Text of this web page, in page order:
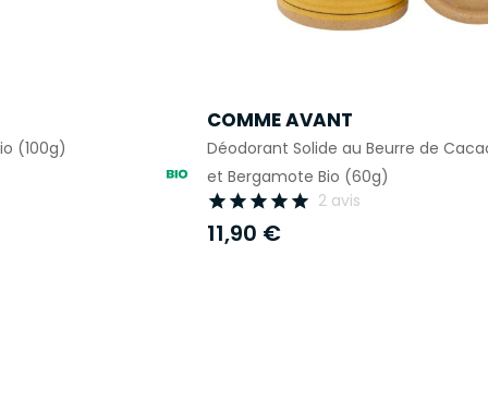
(100g)
COMME AVANT
Déodorant Solide au Beurre de
et Bergamote Bio (60g)
     2 avis
11,90 €